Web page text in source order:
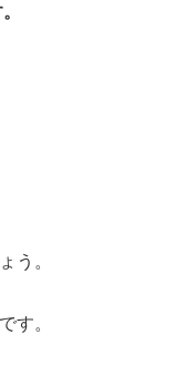
う。
です。